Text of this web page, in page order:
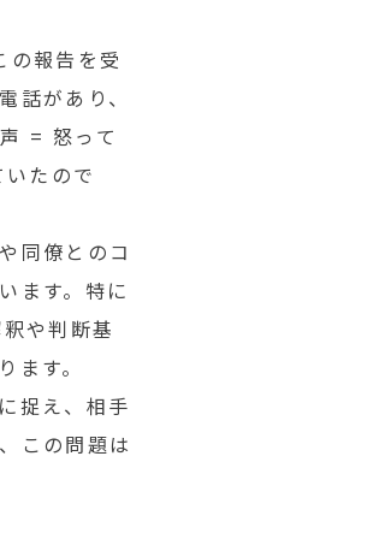
の報告を受
話があり、
= 怒って
たので
同僚とのコ
ます。特に
や判断基
す。
捉え、相手
この問題は